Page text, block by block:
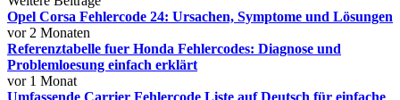
Opel Corsa Fehlercode 24: Ursachen, Symptome und Lösungen
vor 2 Monaten
Referenztabelle fuer Honda Fehlercodes: Diagnose und
Problemloesung einfach erklärt
vor 1 Monat
Umfassende Carrier Fehlercode Liste auf Deutsch für einfache